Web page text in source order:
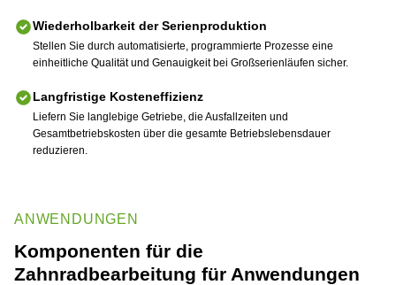
Wiederholbarkeit der Serienproduktion
Stellen Sie durch automatisierte, programmierte Prozesse eine
einheitliche Qualität und Genauigkeit bei Großserienläufen sicher.
Langfristige Kosteneffizienz
Liefern Sie langlebige Getriebe, die Ausfallzeiten und
Gesamtbetriebskosten über die gesamte Betriebslebensdauer
reduzieren.
ANWENDUNGEN
Komponenten für die
Zahnradbearbeitung für Anwendungen